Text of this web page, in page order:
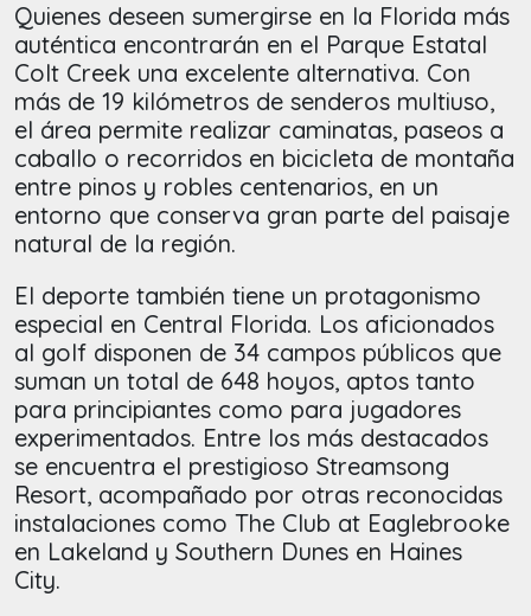
Quienes deseen sumergirse en la Florida más
auténtica encontrarán en el Parque Estatal
Colt Creek una excelente alternativa. Con
más de 19 kilómetros de senderos multiuso,
el área permite realizar caminatas, paseos a
caballo o recorridos en bicicleta de montaña
entre pinos y robles centenarios, en un
entorno que conserva gran parte del paisaje
natural de la región.
El deporte también tiene un protagonismo
especial en Central Florida. Los aficionados
al golf disponen de 34 campos públicos que
suman un total de 648 hoyos, aptos tanto
para principiantes como para jugadores
experimentados. Entre los más destacados
se encuentra el prestigioso Streamsong
Resort, acompañado por otras reconocidas
instalaciones como The Club at Eaglebrooke
en Lakeland y Southern Dunes en Haines
City.